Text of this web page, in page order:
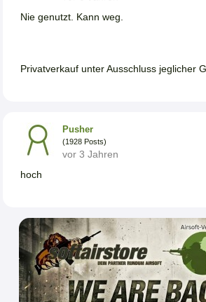
Nie genutzt. Kann weg.
Privatverkauf unter Ausschluss jeglicher
Pusher
(1928 Posts)
vor 3 Jahren
hoch